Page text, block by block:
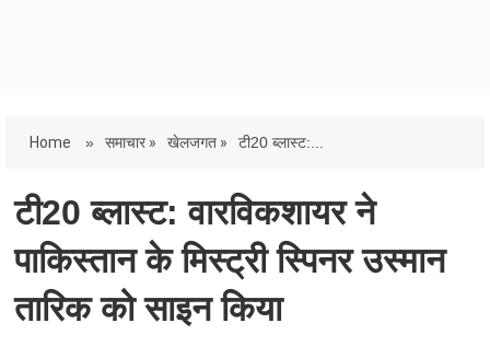
Home » समाचार » खेलजगत » टी20 ब्लास्ट:...
टी20 ब्लास्ट: वारविकशायर ने
पाकिस्तान के मिस्ट्री स्पिनर उस्मान
तारिक को साइन किया